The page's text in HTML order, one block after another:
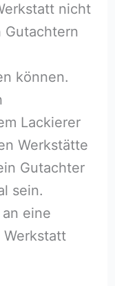
nicht
Gutachtern
können.
Lackierer
Werkstätte
Gutachter
sein.
eine